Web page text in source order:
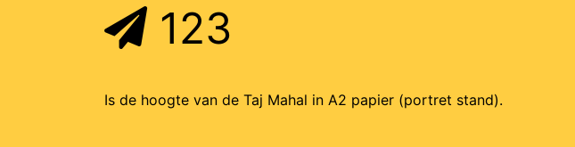
123
Is de hoogte van de Taj Mahal in A2 papier (portret stand).